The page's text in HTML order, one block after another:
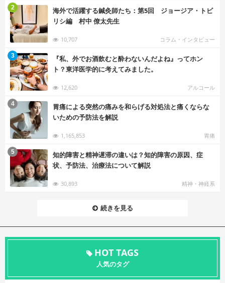
海外で活躍する鍼灸師たち：第5回 ジョージア・トビ
リシ編 村中 僚太先生
10,707 コラム・インタビュー
2
『私、外でお酒飲むと酔わないんだよね』ってホン
ト？東洋医学的に考えてみました。
12,620 アルコール
3
胃痛による突然の痛みを和らげる対処法と痛くならな
いための予防法を解説
1,165,853 胃痛
4
知的障害と精神遅滞の違いは？知的障害の原因、症
状、予防法、治療法について解説
30,893 精神・神経系
5
続きを見る
HOT TAGS
人気のタグ